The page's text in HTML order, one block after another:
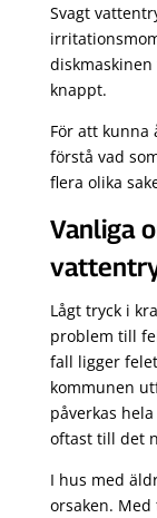
Svagt
knappt.
För att
förstå vad
flera olika
Vanliga
Lågt tryck i
problem till
fall ligger
kommunen
påverkas
oftast till det
I hus med
orsaken.